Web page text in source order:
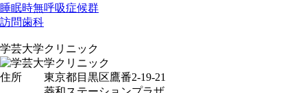
睡眠時無呼吸症候群
訪問歯科
学芸大学クリニック
住所
東京都目黒区鷹番2-19-21